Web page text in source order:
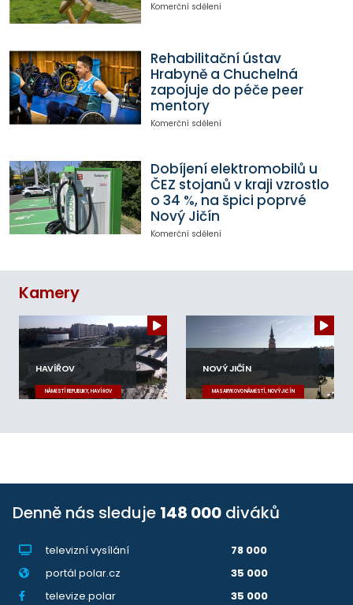
Komerční sdělení
Rehabilitační ústav
Hrabyně a Chuchelná
zapojuje do péče peer
mentory
Komerční sdělení
Dobíjení elektromobilů u
ČEZ stojanů v kraji vzrostlo
o 34 %, na špici poprvé
Nový Jičín
Komerční sdělení
Kamery
HAVÍŘOV
NÁMĚSTÍ REPUBLIKY, HAVÍŘOV
NOVÝ JIČÍN
MASARYKOVO NÁMĚSTÍ, NOVÝ JIČÍN
Denně nás sleduje 148 000 diváků
televizní vysílání
78 000
portál polar.cz
35 000
televize.polar
35 000